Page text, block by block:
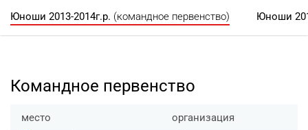
Юноши 2013-2014г.р. (командное первенство) Юноши
Командное первенство
место
организация